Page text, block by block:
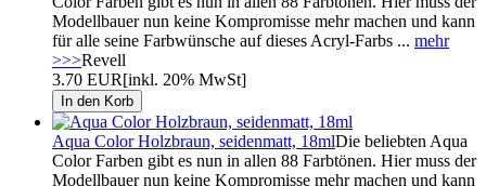
Modellbauer nun keine Kompromisse mehr machen und kann
für alle seine Farbwünsche auf dieses Acryl-Farbs ... mehr
>>>Revell
3.70 EUR[inkl. 20% MwSt]
Aqua Color Holzbraun, seidenmatt, 18mlDie beliebten Aqua
Color Farben gibt es nun in allen 88 Farbtönen. Hier muss der
Modellbauer nun keine Kompromisse mehr machen und kann